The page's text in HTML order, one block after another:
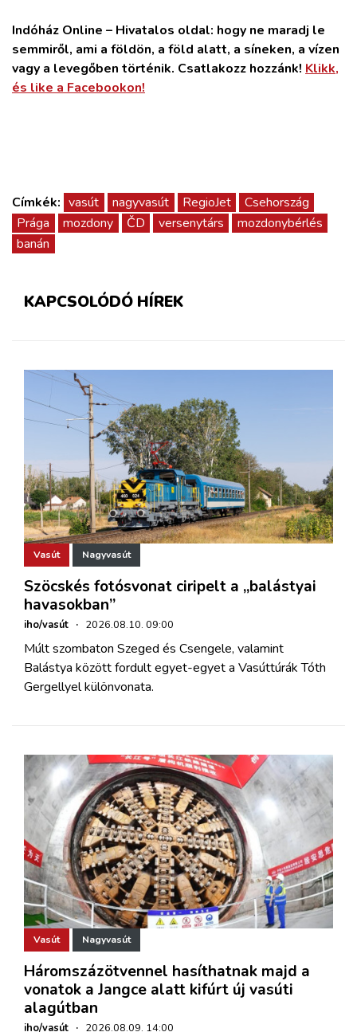
Indóház Online – Hivatalos oldal: hogy ne maradj le
semmiről, ami a földön, a föld alatt, a síneken, a vízen
vagy a levegőben történik. Csatlakozz hozzánk! Klikk,
és like a Facebookon!
Címkék: vasút nagyvasút RegioJet
Csehország
Prága
mozdony ČD versenytárs
mozdonybérlés
banán
KAPCSOLÓDÓ HÍREK
Vasút Nagyvasút
Szöcskés fotósvonat ciripelt a „balástyai
havasokban”
iho/vasút · 2026.08.10. 09:00
Múlt szombaton Szeged és Csengele, valamint
Balástya között fordult egyet-egyet a Vasúttúrák Tóth
Gergellyel különvonata.
Vasút Nagyvasút
Háromszázötvennel hasíthatnak majd a
vonatok a Jangce alatt kifúrt új vasúti
alagútban
iho/vasút · 2026.08.09. 14:00